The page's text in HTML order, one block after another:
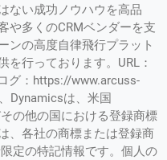
ない成功ノウハウを高品
や多くのCRMベンダーを支
ンの高度自律飛行プラット
を行っております。URL：
グ：https://www.arcuss-
Dynamicsは、米国
の他の国における登録商標
、各社の商標または登録商
定の特記情報です。個人の